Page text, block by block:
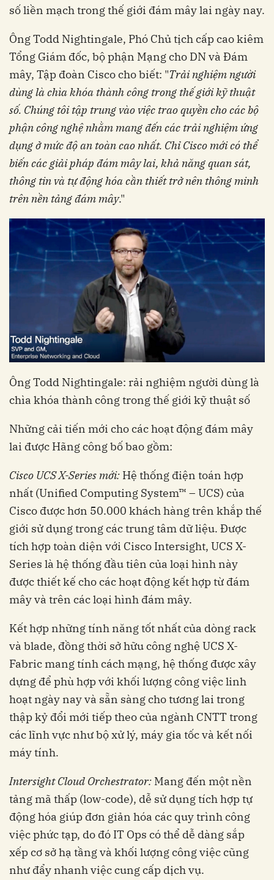
số liền mạch trong thế giới đám mây lai ngày nay.
Ông Todd Nightingale, Phó Chủ tịch cấp cao kiêm
Tổng Giám đốc, bộ phận Mạng cho DN và Đám
mây, Tập đoàn Cisco cho biết: "Trải nghiệm người
dùng là chìa khóa thành công trong thế giới kỹ thuật
số. Chúng tôi tập trung vào việc trao quyền cho các bộ
phận công nghệ nhằm mang đến các trải nghiệm ứng
dụng ở mức độ an toàn cao nhất. Chỉ Cisco mới có thể
biến các giải pháp đám mây lai, khả năng quan sát,
thông tin và tự động hóa cần thiết trở nên thông minh
trên nền tảng đám mây."
Ông Todd Nightingale: rải nghiệm người dùng là
chìa khóa thành công trong thế giới kỹ thuật số
Những cải tiến mới cho các hoạt động đám mây
lai được Hãng công bố bao gồm:
Cisco UCS X-Series mới: Hệ thống điện toán hợp
nhất (Unified Computing System™ – UCS) của
Cisco được hơn 50.000 khách hàng trên khắp thế
giới sử dụng trong các trung tâm dữ liệu. Được
tích hợp toàn diện với Cisco Intersight, UCS X-
Series là hệ thống đầu tiên của loại hình này
được thiết kế cho các hoạt động kết hợp từ đám
mây và trên các loại hình đám mây.
Kết hợp những tính năng tốt nhất của dòng rack
và blade, đồng thời sở hữu công nghệ UCS X-
Fabric mang tính cách mạng, hệ thống được xây
dựng để phù hợp với khối lượng công việc linh
hoạt ngày nay và sẵn sàng cho tương lai trong
thập kỷ đổi mới tiếp theo của ngành CNTT trong
các lĩnh vực như bộ xử lý, máy gia tốc và kết nối
máy tính.
Intersight Cloud Orchestrator: Mang đến một nền
tảng mã thấp (low-code), dễ sử dụng tích hợp tự
động hóa giúp đơn giản hóa các quy trình công
việc phức tạp, do đó IT Ops có thể dễ dàng sắp
xếp cơ sở hạ tầng và khối lượng công việc cũng
như đẩy nhanh việc cung cấp dịch vụ.